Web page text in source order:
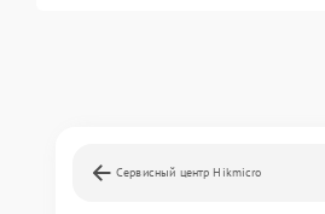
Сервисный центр Hikmicro